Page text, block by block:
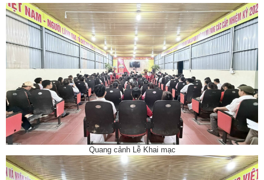
Quang cảnh Lễ Khai mạc